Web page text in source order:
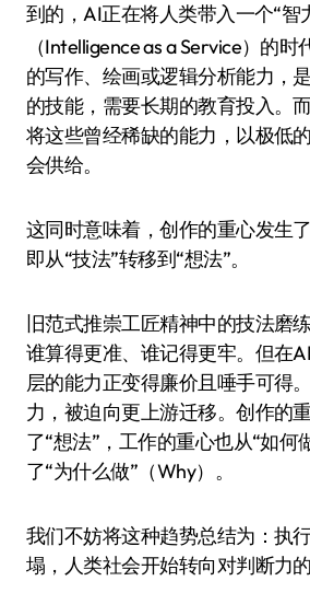
到的，AI正在将人类带入一个“智
（Intelligence as a Service）的时
的写作、绘画或逻辑分析能力，
的技能，需要长期的教育投入。
将这些曾经稀缺的能力，以极低
会供给。
这同时意味着，创作的重心发生
即从“技法”转移到“想法”。
旧范式推崇工匠精神中的技法磨
谁算得更准、谁记得更牢。但在
层的能力正变得廉价且唾手可得
力，被迫向更上游迁移。创作的
了“想法”，工作的重心也从“如何
了“为什么做”（Why）。
我们不妨将这种趋势总结为：执
塌，人类社会开始转向对判断力的